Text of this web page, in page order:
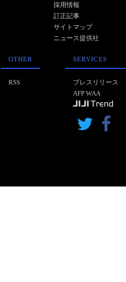
採用情報
訂正記事
サイトマップ
ニュース提供社
OTHER
RSS
SERVICES
プレスリリース
AFP WAA